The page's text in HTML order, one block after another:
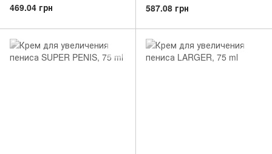
469.04 грн 587.08 грн